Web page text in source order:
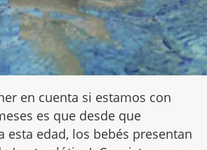
en cuenta si estamos con
es que desde que
esta edad, los bebés presentan